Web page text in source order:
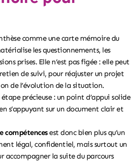
comme une carte mémoire du
les questionnements, les
prises. Elle n’est pas figée : elle peut
de suivi, pour réajuster un projet
de l’évolution de la situation.
précieuse : un point d’appui solide
s’appuyant sur un document clair et
compétencesest donc bien plus qu’un
légal, confidentiel, mais surtout un
accompagner la suite du parcours